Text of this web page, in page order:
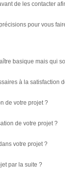
de les contacter
pour vous
basique mais qui
à la satisfaction
de votre projet ?
de votre projet ?
votre projet ?
par la suite ?